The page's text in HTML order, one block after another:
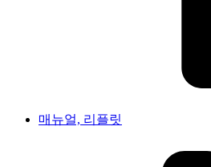
매뉴얼, 리플릿